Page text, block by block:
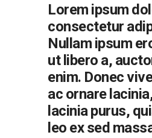
Lorem ipsum
consectetur
Nullam ipsum
ut libero a,
enim. Donec
ac ornare
lacinia purus,
leo ex sed